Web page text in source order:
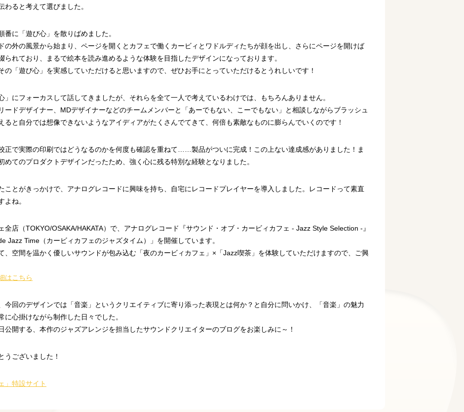
ると考えて選びました。
に「遊び心」を散りばめました。
の外の風景から始まり、ページを開くとカフェで働くカービィとワドルディたちが顔を出し、さらにページを開けば
れており、まるで絵本を読み進めるような体験を目指したデザインになっております。
の「遊び心」を実感していただけると思いますので、ぜひお手にとっていただけるとうれしいです！
」にフォーカスして話してきましたが、それらを全て一人で考えているわけでは、もちろんありません。
ードデザイナー、MDデザイナーなどのチームメンバーと「あーでもない、こーでもない」と相談しながらブラッシュ
ると自分では想像できないようなアイディアがたくさんでてきて、何倍も素敵なものに膨らんでいくのです！
正で実際の印刷ではどうなるのかを何度も確認を重ねて……製品がついに完成！この上ない達成感がありました！ま
めてのプロダクトデザインだったため、強く心に残る特別な経験となりました。
ことがきっかけで、アナログレコードに興味を持ち、自宅にレコードプレイヤーを導入しました。レコードって素直
よね。
店（TOKYO/OSAKA/HAKATA）で、アナログレコード『サウンド・オブ・カービィカフェ - Jazz Style Selection -』
Jazz Time（カービィカフェのジャズタイム）」を開催しています。
、空間を温かく優しいサウンドが包み込む「夜のカービィカフェ」×「Jazz喫茶」を体験していただけますので、ご興
はこちら
今回のデザインでは「音楽」というクリエイティブに寄り添った表現とは何か？と自分に問いかけ、「音楽」の魅力
心掛けながら制作した日々でした。
公開する、本作のジャズアレンジを担当したサウンドクリエイターのブログをお楽しみに～！
うございました！
」特設サイト